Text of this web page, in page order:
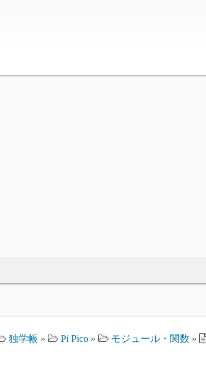
独学帳 » Pi Pico » モジュール・関数 »